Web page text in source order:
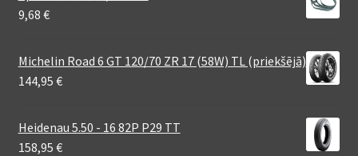
9,68 €
Michelin Road 6 GT 120/70 ZR 17 (58W) TL (priekšējā)
144,95 €
Heidenau 5.50 - 16 82P P29 TT
158,95 €